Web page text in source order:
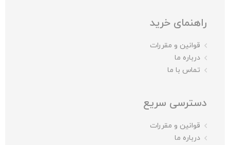
راهنمای خرید
قوانین و مقررات
درباره ما
تماس با ما
دسترسی سریع
قوانین و مقررات
درباره ما